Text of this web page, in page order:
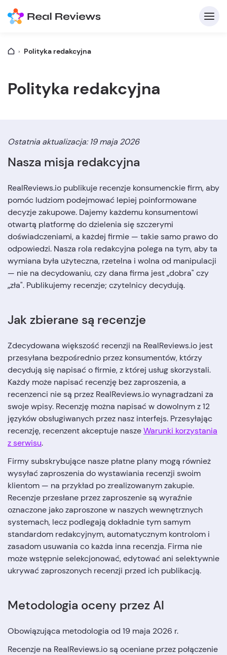
Polityka redakcyjna
Polityka redakcyjna
Ostatnia aktualizacja: 19 maja 2026
Nasza misja redakcyjna
RealReviews.io publikuje recenzje konsumenckie firm, aby
pomóc ludziom podejmować lepiej poinformowane
decyzje zakupowe. Dajemy każdemu konsumentowi
otwartą platformę do dzielenia się szczerymi
doświadczeniami, a każdej firmie — takie samo prawo do
odpowiedzi. Nasza rola redakcyjna polega na tym, aby ta
wymiana była użyteczna, rzetelna i wolna od manipulacji
— nie na decydowaniu, czy dana firma jest „dobra" czy
„zła". Publikujemy recenzje; czytelnicy decydują.
Jak zbierane są recenzje
Zdecydowana większość recenzji na RealReviews.io jest
przesyłana bezpośrednio przez konsumentów, którzy
decydują się napisać o firmie, z której usług skorzystali.
Każdy może napisać recenzję bez zaproszenia, a
recenzenci nie są przez RealReviews.io wynagradzani za
swoje wpisy. Recenzję można napisać w dowolnym z 12
języków obsługiwanych przez nasz interfejs. Przesyłając
recenzję, recenzent akceptuje naszeWarunki korzystania
z serwisu.
Firmy subskrybujące nasze płatne plany mogą również
wysyłać zaproszenia do wystawiania recenzji swoim
klientom — na przykład po zrealizowanym zakupie.
Recenzje przesłane przez zaproszenie są wyraźnie
oznaczone jako zaproszone w naszych wewnętrznych
systemach, lecz podlegają dokładnie tym samym
standardom redakcyjnym, automatycznym kontrolom i
zasadom usuwania co każda inna recenzja. Firma nie
może wstępnie selekcjonować, edytować ani selektywnie
ukrywać zaproszonych recenzji przed ich publikacją.
Metodologia oceny przez AI
Obowiązująca metodologia od 19 maja 2026 r.
Recenzje na RealReviews.io są oceniane przez połączenie